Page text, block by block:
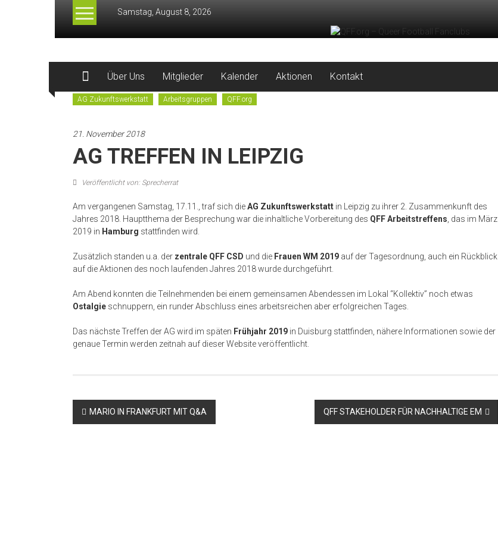
Samstag, August 8, 2026
QFF.org
–
Queer
Football
Fanclubs
Über Uns Mitglieder Kalender Aktionen Kontakt
AG Zukunftswerkstatt Arbeitsgruppen QFF.org
21. November 2018
AG TREFFEN IN LEIPZIG
Veröffentlicht von: Sprecherrat
Am vergangenen Samstag, 17.11., traf sich dieAG Zukunftswerkstatt in Leipzig zu ihrer 2. Zusammenkunft des
Jahres 2018. Hauptthema der Besprechung war die inhaltliche Vorbereitung des QFFArbeitstreffens , das im März
2019 in Hamburg stattfinden wird.
Zusätzlich standen u.a. der zentrale QFF CSD und die Frauen WM 2019 auf der Tagesordnung, auch ein Rückblick
auf die Aktionen des noch laufenden Jahres 2018 wurde durchgeführt.
Am Abend konnten die Teilnehmenden bei einem gemeinsamen Abendessen im Lokal “Kollektiv” noch etwas
Ostalgie schnuppern, ein runder Abschluss eines arbeitsreichen aber erfolgreichen Tages.
Das nächste Treffen der AG wird im späten Frühjahr 2019 in Duisburg stattfinden, nähere Informationen sowie der
genaue Termin werden zeitnah auf dieser Website veröffentlicht.
Beitragsnavigation
MARIO IN FRANKFURT MIT Q&A QFF STAKEHOLDER FÜR NACHHALTIGE EM